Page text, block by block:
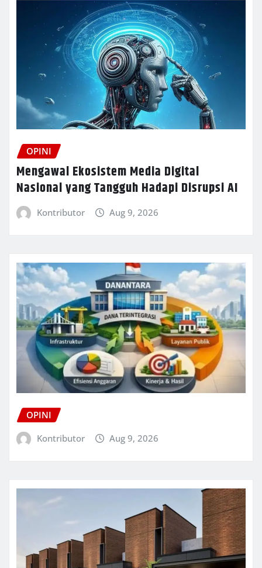
OPINI
Mengawal Ekosistem Media Digital
Nasional yang Tangguh Hadapi Disrupsi AI
Kontributor Aug 9, 2026
OPINI
Kontributor
Aug 9, 2026